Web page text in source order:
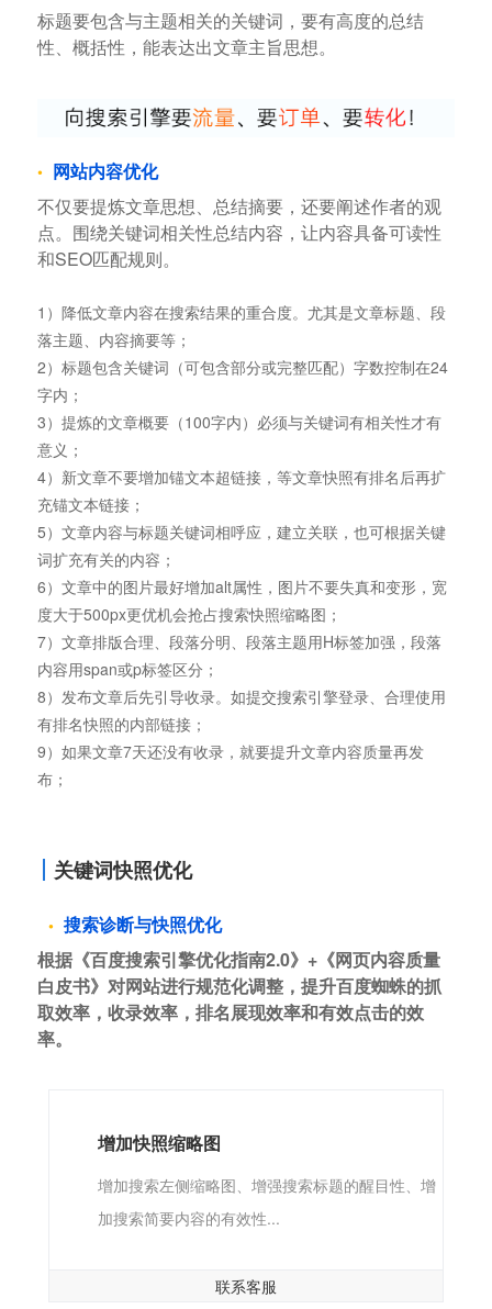
标题要包含与主题相关的关键词，要有高度的总结
性、概括性，能表达出文章主旨思想。
网站内容优化
不仅要提炼文章思想、总结摘要，还要阐述作者的观
点。围绕关键词相关性总结内容，让内容具备可读性
和SEO匹配规则。
1）降低文章内容在搜索结果的重合度。尤其是文章标题、段
落主题、内容摘要等；
2）标题包含关键词（可包含部分或完整匹配）字数控制在24
字内；
3）提炼的文章概要（100字内）必须与关键词有相关性才有
意义；
4）新文章不要增加锚文本超链接，等文章快照有排名后再扩
充锚文本链接；
5）文章内容与标题关键词相呼应，建立关联，也可根据关键
词扩充有关的内容；
6）文章中的图片最好增加alt属性，图片不要失真和变形，宽
度大于500px更优机会抢占搜索快照缩略图；
7）文章排版合理、段落分明、段落主题用H标签加强，段落
内容用span或p标签区分；
8）发布文章后先引导收录。如提交搜索引擎登录、合理使用
有排名快照的内部链接；
9）如果文章7天还没有收录，就要提升文章内容质量再发
布；
关键词快照优化
搜索诊断与快照优化
根据《百度搜索引擎优化指南2.0》+《网页内容质量
白皮书》对网站进行规范化调整，提升百度蜘蛛的抓
取效率，收录效率，排名展现效率和有效点击的效
率。
增加快照缩略图
增加搜索左侧缩略图、增强搜索标题的醒目性、增
加搜索简要内容的有效性...
联系客服